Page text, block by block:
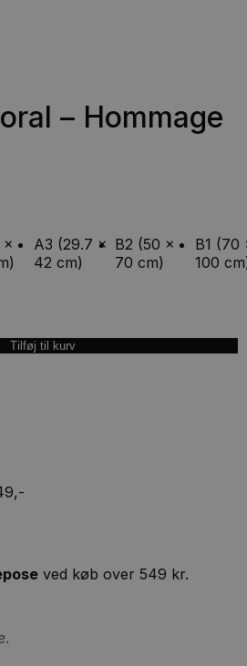
– Hommage
x
A3 (29.7 x
42 cm)
B2 (50 x
70 cm)
B1 (70
100
Tilføj til kurv
ved køb over 549 kr.
.